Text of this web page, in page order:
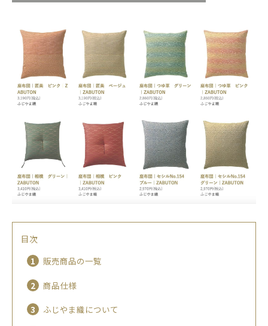
目次
販売商品の一覧
商品仕様
ふじやま織について